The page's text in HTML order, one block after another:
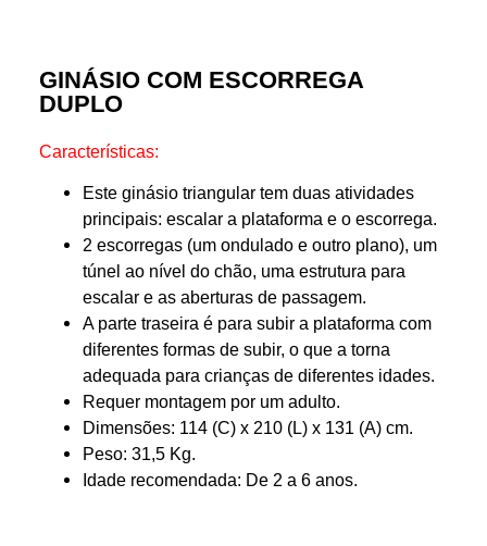
GINÁSIO COM ESCORREGA
DUPLO
Características:
Este ginásio triangular tem duas atividades
principais: escalar a plataforma e o escorrega.
2 escorregas (um ondulado e outro plano), um
túnel ao nível do chão, uma estrutura para
escalar e as aberturas de passagem.
A parte traseira é para subir a plataforma com
diferentes formas de subir, o que a torna
adequada para crianças de diferentes idades.
Requer montagem por um adulto.
Dimensões: 114 (C) x 210 (L) x 131 (A) cm.
Peso: 31,5 Kg.
Idade recomendada: De 2 a 6 anos.